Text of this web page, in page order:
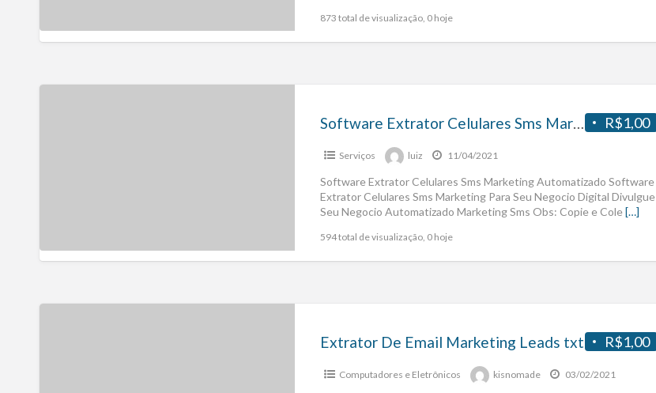
873 total de visualização, 0 hoje
R$1,00
Software Extrator Celulares Sms Marketing
Serviços luiz 11/04/2021
Software Extrator Celulares Sms Marketing Automatizado Software
Extrator Celulares Sms Marketing Para Seu Negocio Digital Divulgue
Seu Negocio Automatizado Marketing Sms Obs: Copie e Cole[…]
594 total de visualização, 0 hoje
R$1,00
Extrator De Email Marketing Leads txt
Computadores e Eletrônicos kisnomade 03/02/2021